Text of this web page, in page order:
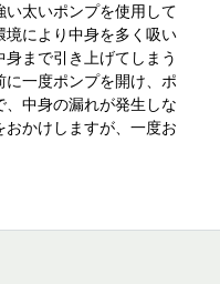
太いポンプを使用して
により中身を多く吸い
まで引き上げてしまう
一度ポンプを開け、ポ
中身の漏れが発生しな
おかけしますが、一度お